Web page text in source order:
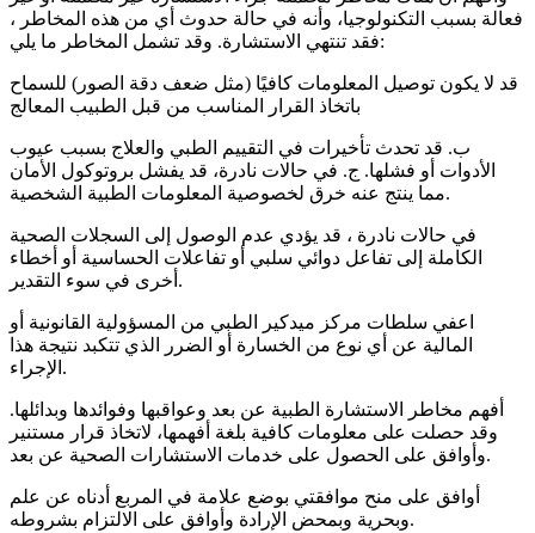
فعالة بسبب التكنولوجيا، وأنه في حالة حدوث أي من هذه المخاطر ،
فقد تنتهي الاستشارة. وقد تشمل المخاطر ما يلي:
قد لا يكون توصيل المعلومات كافيًا (مثل ضعف دقة الصور) للسماح
باتخاذ القرار المناسب من قبل الطبيب المعالج
ب. قد تحدث تأخيرات في التقييم الطبي والعلاج بسبب عيوب
الأدوات أو فشلها. ج. في حالات نادرة، قد يفشل بروتوكول الأمان
مما ينتج عنه خرق لخصوصية المعلومات الطبية الشخصية.
في حالات نادرة ، قد يؤدي عدم الوصول إلى السجلات الصحية
الكاملة إلى تفاعل دوائي سلبي أو تفاعلات الحساسية أو أخطاء
أخرى في سوء التقدير.
اعفي سلطات مركز ميدكير الطبي من المسؤولية القانونية أو
المالية عن أي نوع من الخسارة أو الضرر الذي تتكبد نتيجة هذا
الإجراء.
أفهم مخاطر الاستشارة الطبية عن بعد وعواقبها وفوائدها وبدائلها.
وقد حصلت على معلومات كافية بلغة أفهمها، لاتخاذ قرار مستنير
وأوافق على الحصول على خدمات الاستشارات الصحية عن بعد.
أوافق على منح موافقتي بوضع علامة في المربع أدناه عن علم
وبحرية وبمحض الإرادة وأوافق على الالتزام بشروطه.